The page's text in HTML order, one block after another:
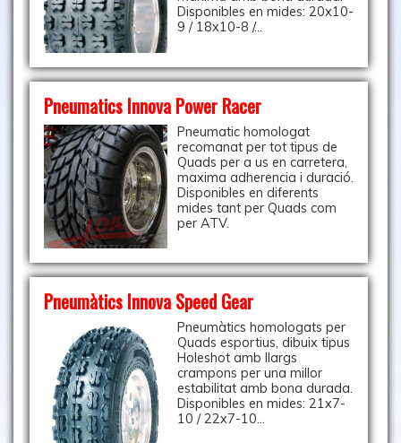
Disponibles en mides: 20x10-
9 / 18x10-8 /...
Pneumatics Innova Power Racer
Pneumatic homologat
recomanat per tot tipus de
Quads per a us en carretera,
maxima adherencia i duració.
Disponibles en diferents
mides tant per Quads com
per ATV.
Pneumàtics Innova Speed Gear
Pneumàtics homologats per
Quads esportius, dibuix tipus
Holeshot amb llargs
crampons per una millor
estabilitat amb bona durada.
Disponibles en mides: 21x7-
10 / 22x7-10...